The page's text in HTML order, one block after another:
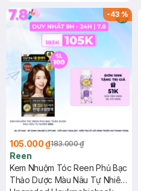
-43%
105.000 ₫183.000 ₫
Reen
Kem Nhuộm Tóc Reen Phủ Bạc
Thảo Dược Màu Nâu Tự Nhiên